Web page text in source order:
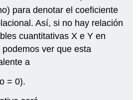
para denotar el coeficiente
Así, si no hay relación
cuantitativas X e Y en
ver que esta
a
= 0).